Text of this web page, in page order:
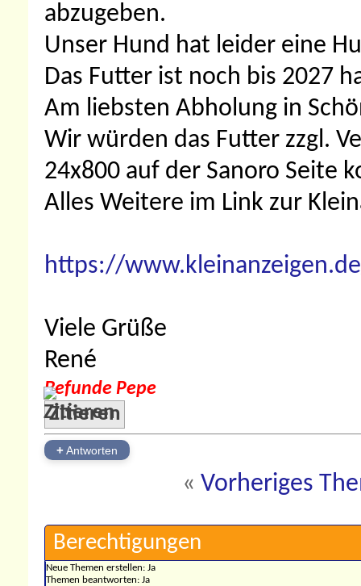
abzugeben.
Unser Hund hat leider eine
Das Futter ist noch bis 2027
Am liebsten Abholung in
Wir würden das Futter zzgl.
24x800 auf der Sanoro Seite
Alles Weitere im Link zur
https://
Viele Grüße
René
Befunde Pepe
Zitieren
+Antworten
« Vorheriges
Berechtigungen
Neue Themen erstellen: Ja
Themen beantworten: Ja